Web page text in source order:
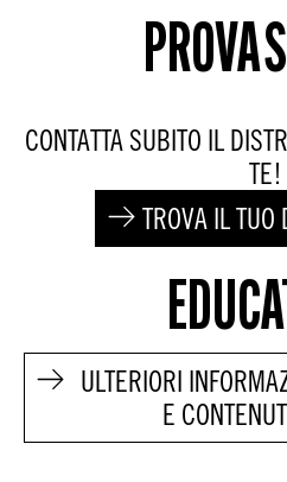
PROVA
CONTATTA SUBITO IL
TE!
TROVA IL TUO
ULTERIORI
E